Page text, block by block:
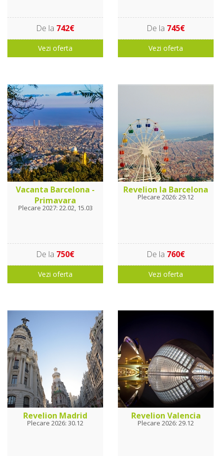
De la 742€
Vezi oferta
De la 745€
Vezi oferta
Vacanta Barcelona -
Primavara
Plecare 2027: 22.02, 15.03
De la 750€
Vezi oferta
Revelion la Barcelona
Plecare 2026: 29.12
De la 760€
Vezi oferta
Revelion Madrid
Plecare 2026: 30.12
Revelion Valencia
Plecare 2026: 29.12